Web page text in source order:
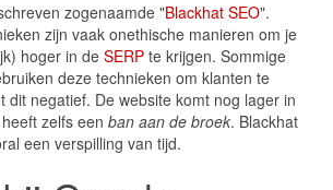
zogenaamde "Blackhat SEO".
zijn vaak onethische manieren om je
hoger in de SERP te krijgen. Sommige
deze technieken om klanten te
dit negatief. De website komt nog lager in
zelfs een ban aan de broek. Blackhat
een verspilling van tijd.